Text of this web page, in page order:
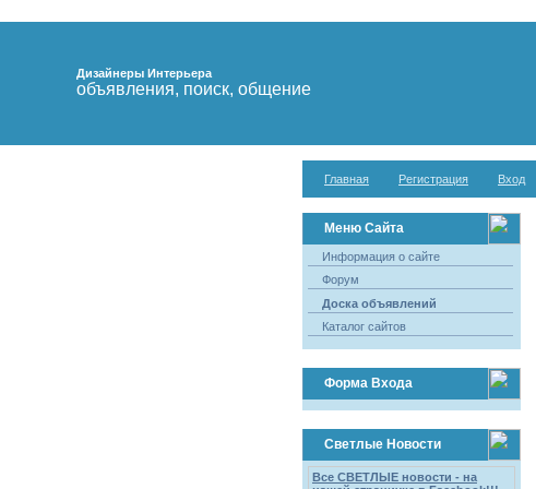
Дизайнеры Интерьера
объявления, поиск, общение
Главная Регистрация Вход
Меню Сайта
Информация о сайте
Форум
Доска объявлений
Каталог сайтов
Форма Входа
Светлые Новости
Все СВЕТЛЫЕ новости - на